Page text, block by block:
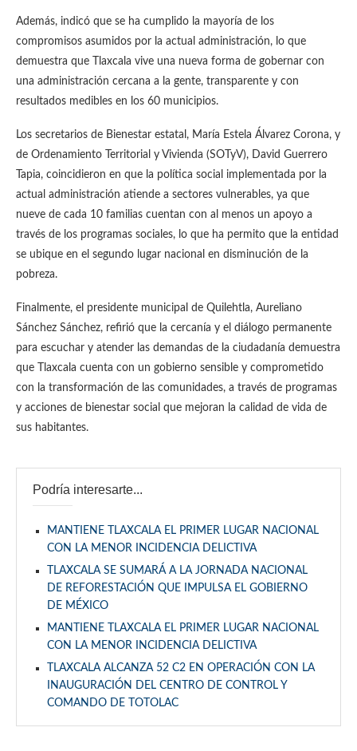
Además, indicó que se ha cumplido la mayoría de los
compromisos asumidos por la actual administración, lo que
demuestra que Tlaxcala vive una nueva forma de gobernar con
una administración cercana a la gente, transparente y con
resultados medibles en los 60 municipios.
Los secretarios de Bienestar estatal, María Estela Álvarez Corona, y
de Ordenamiento Territorial y Vivienda (SOTyV), David Guerrero
Tapia, coincidieron en que la política social implementada por la
actual administración atiende a sectores vulnerables, ya que
nueve de cada 10 familias cuentan con al menos un apoyo a
través de los programas sociales, lo que ha permito que la entidad
se ubique en el segundo lugar nacional en disminución de la
pobreza.
Finalmente, el presidente municipal de Quilehtla, Aureliano
Sánchez Sánchez, refirió que la cercanía y el diálogo permanente
para escuchar y atender las demandas de la ciudadanía demuestra
que Tlaxcala cuenta con un gobierno sensible y comprometido
con la transformación de las comunidades, a través de programas
y acciones de bienestar social que mejoran la calidad de vida de
sus habitantes.
Podría interesarte...
MANTIENE TLAXCALA EL PRIMER LUGAR NACIONAL
CON LA MENOR INCIDENCIA DELICTIVA
TLAXCALA SE SUMARÁ A LA JORNADA NACIONAL
DE REFORESTACIÓN QUE IMPULSA EL GOBIERNO
DE MÉXICO
MANTIENE TLAXCALA EL PRIMER LUGAR NACIONAL
CON LA MENOR INCIDENCIA DELICTIVA
TLAXCALA ALCANZA 52 C2 EN OPERACIÓN CON LA
INAUGURACIÓN DEL CENTRO DE CONTROL Y
COMANDO DE TOTOLAC